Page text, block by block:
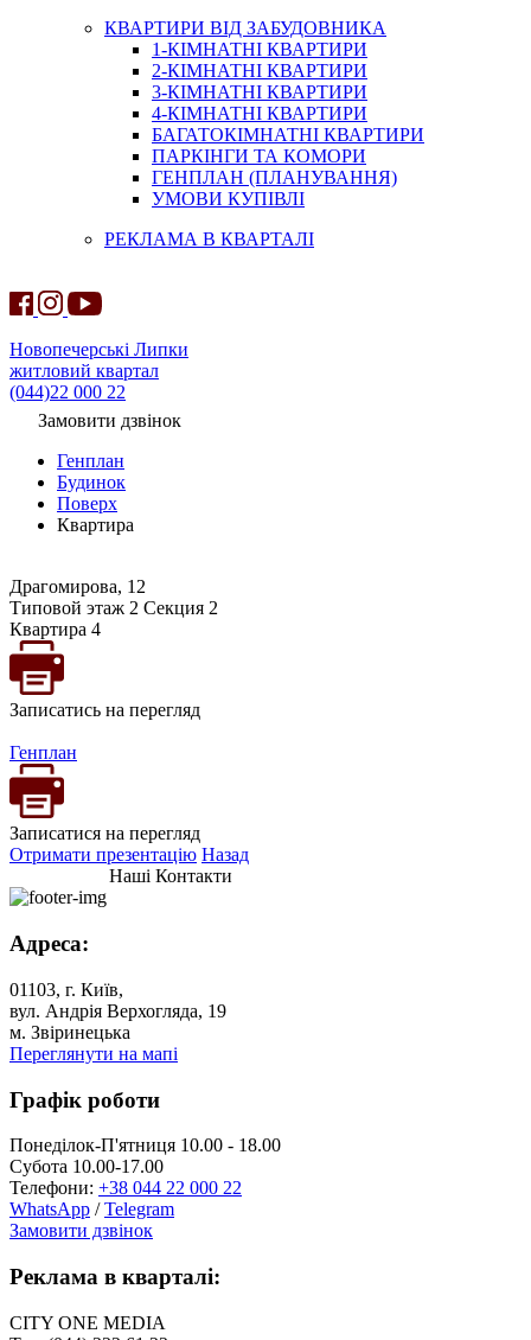
КВАРТИРИ ВІД ЗАБУДОВНИКА
1-КІМНАТНІ КВАРТИРИ
2-КІМНАТНІ КВАРТИРИ
3-КІМНАТНІ КВАРТИРИ
4-КІМНАТНІ КВАРТИРИ
БАГАТОКІМНАТНІ КВАРТИРИ
ПАРКІНГИ ТА КОМОРИ
ГЕНПЛАН (ПЛАНУВАННЯ)
УМОВИ КУПІВЛІ
РЕКЛАМА В КВАРТАЛІ
Новопечерські Липки
житловий квартал
(044)22 000 22
Замовити дзвінок
Генплан
Будинок
Поверх
Квартира
Драгомирова, 12
Типовой этаж 2 Секция 2
Квартира 4
Записатись на перегляд
Генплан
Записатися на перегляд
Отримати презентацію Назад
Наші Контакти
Адреса:
01103, г. Київ,
вул. Андрія Верхогляда, 19
м. Звіринецька
Переглянути на мапі
Графік роботи
Понеділок-П'ятниця 10.00 - 18.00
Субота 10.00-17.00
Телефони: +38 044 22 000 22
WhatsApp /Telegram
Замовити дзвінок
Реклама в кварталі:
CITY ONE MEDIA